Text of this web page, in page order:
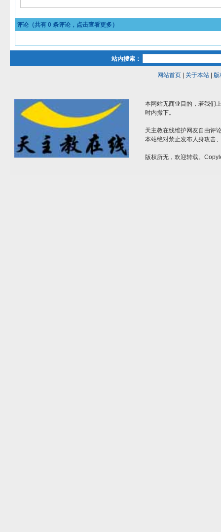
评论（共有 0 条评论，点击查看更多）
站内搜索：
网站首页| 关于本站| 版
本网站无商业目的，若我们
时内撤下。
天主教在线维护网友自由评
本站绝对禁止发布人身攻击
版权所无，欢迎转载。